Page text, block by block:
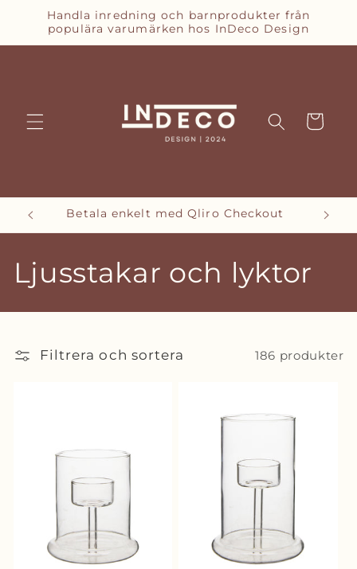
vidareHandla inredning och barnprodukter från
populära varumärken hos InDeco Design
Varukorg
Betala enkelt med Qliro Checkout
P
r
o
Ljusstakar och lyktor
Filtrera och sortera 186 produkter